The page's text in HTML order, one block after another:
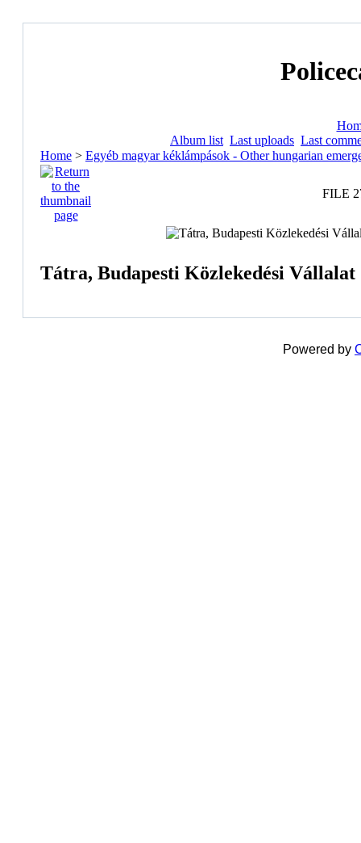
Album list Last uploads Last
Home > Egyéb magyar kéklámpások - Other hungarian
FILE
Tátra, Budapesti Közlekedési
Powered by